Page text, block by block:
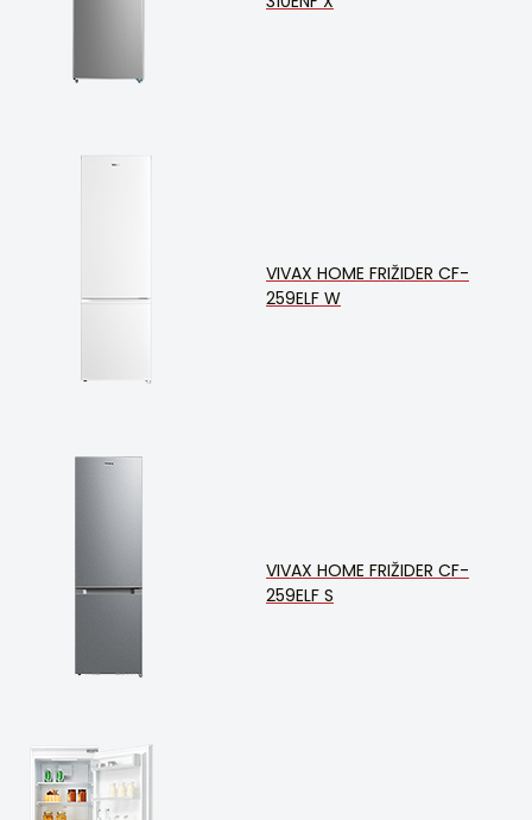
VIVAX HOME FRIŽIDER CF-
259ELF W
VIVAX HOME FRIŽIDER CF-
259ELF S